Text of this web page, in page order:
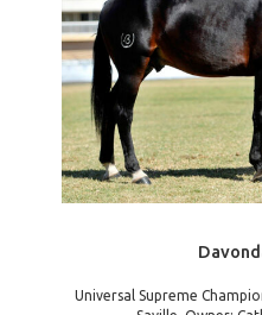
Universal Supreme